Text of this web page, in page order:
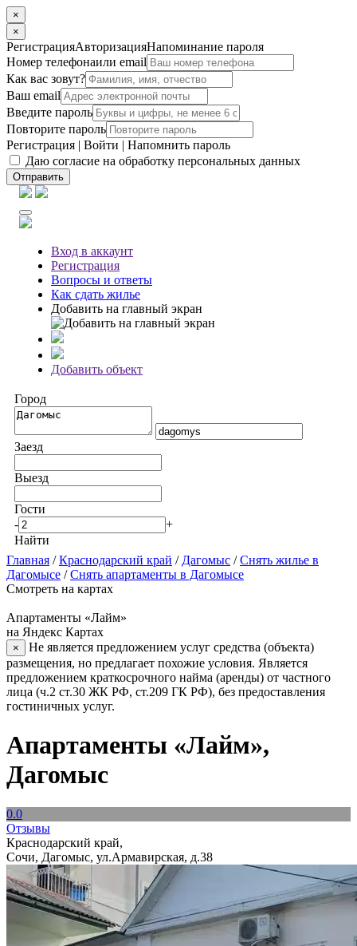
×
×
РегистрацияАвторизацияНапоминание пароля
Номер телефонаили email
Как вас зовут?
Ваш email
Введите пароль
Повторите пароль
Регистрация | Войти | Напомнить пароль
Даю согласие на обработку персональных данных
Отправить
Вход в аккаунт
Регистрация
Вопросы и ответы
Как сдать жилье
Добавить на главный экран
Добавить объект
Город
Заезд
Выезд
Гости
-
+
Найти
Главная /Краснодарский край / Дагомыс /Снять жилье в
Дагомысе /Снять апартаменты в Дагомысе
Смотреть на картах
Апартаменты «Лайм»
на Яндекс Картах
×
Не является предложением услуг средства (объекта)
размещения, но предлагает похожие условия. Является
предложением краткосрочного найма (аренды) от частного
лица (ч.2 ст.30 ЖК РФ, ст.209 ГК РФ), без предоставления
гостиничных услуг.
Апартаменты «Лайм»,
Дагомыс
0.0
Отзывы
Краснодарский край,
Сочи, Дагомыс, ул.Армавирская, д.38